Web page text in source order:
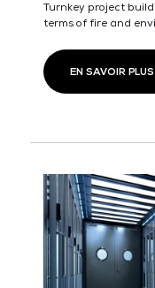
Turnkey project
terms of fire and
EN SAVOIR PLUS